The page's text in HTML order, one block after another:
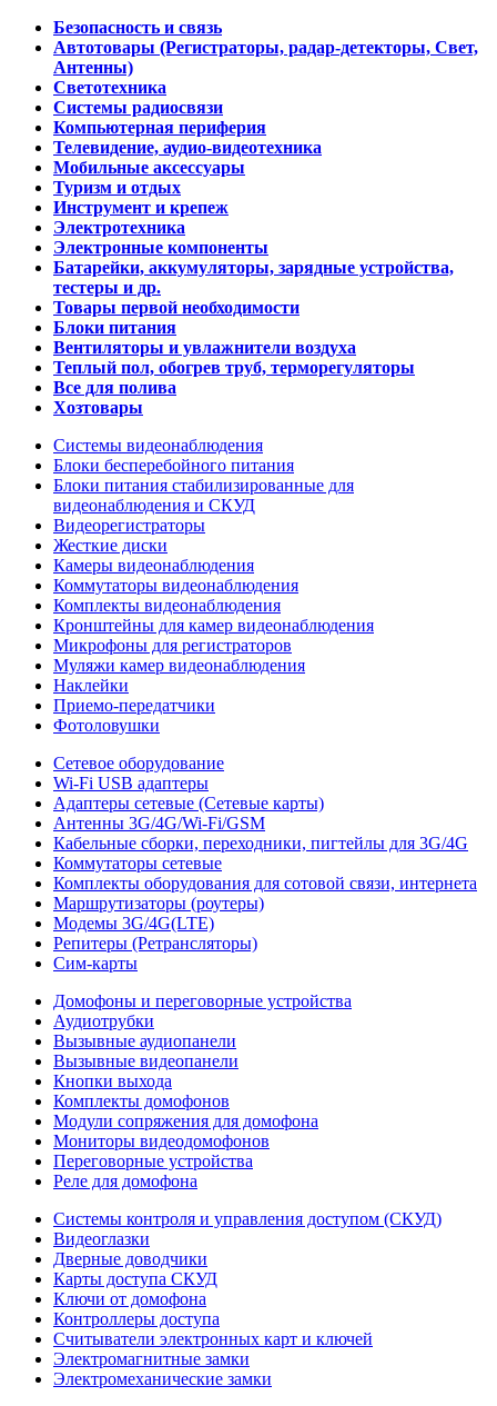
Безопасность и связь
Автотовары (Регистраторы, радар-детекторы, Свет,
Антенны)
Светотехника
Системы радиосвязи
Компьютерная периферия
Телевидение, аудио-видеотехника
Мобильные аксессуары
Туризм и отдых
Инструмент и крепеж
Электротехника
Электронные компоненты
Батарейки, аккумуляторы, зарядные устройства,
тестеры и др.
Товары первой необходимости
Блоки питания
Вентиляторы и увлажнители воздуха
Теплый пол, обогрев труб, терморегуляторы
Все для полива
Хозтовары
Системы видеонаблюдения
Блоки бесперебойного питания
Блоки питания стабилизированные для
видеонаблюдения и СКУД
Видеорегистраторы
Жесткие диски
Камеры видеонаблюдения
Коммутаторы видеонаблюдения
Комплекты видеонаблюдения
Кронштейны для камер видеонаблюдения
Микрофоны для регистраторов
Муляжи камер видеонаблюдения
Наклейки
Приемо-передатчики
Фотоловушки
Сетевое оборудование
Wi-Fi USB адаптеры
Адаптеры сетевые (Сетевые карты)
Антенны 3G/4G/Wi-Fi/GSM
Кабельные сборки, переходники, пигтейлы для 3G/4G
Коммутаторы сетевые
Комплекты оборудования для сотовой связи, интернета
Маршрутизаторы (роутеры)
Модемы 3G/4G(LTE)
Репитеры (Ретрансляторы)
Сим-карты
Домофоны и переговорные устройства
Аудиотрубки
Вызывные аудиопанели
Вызывные видеопанели
Кнопки выхода
Комплекты домофонов
Модули сопряжения для домофона
Мониторы видеодомофонов
Переговорные устройства
Реле для домофона
Системы контроля и управления доступом (СКУД)
Видеоглазки
Дверные доводчики
Карты доступа СКУД
Ключи от домофона
Контроллеры доступа
Считыватели электронных карт и ключей
Электромагнитные замки
Электромеханические замки